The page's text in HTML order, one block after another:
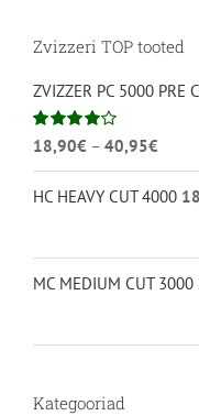
Zvizzeri TOP tooted
ZVIZZER PC 5000 PRE
Hinnanguga
18,90€ – 40,95€
kuni
HC HEAVY CUT 4000
MC MEDIUM CUT 3000
Kategooriad